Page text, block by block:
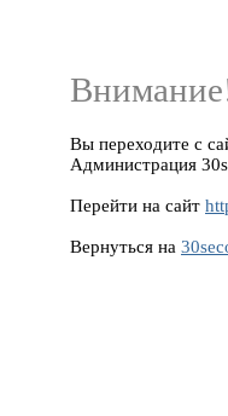
Вы переходите с
Администрация
Перейти на сайт
Вернуться на